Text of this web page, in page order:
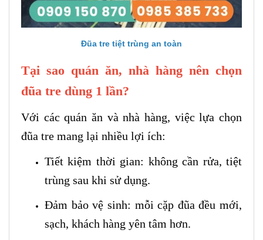
Đũa tre tiệt trùng an toàn
Tại sao quán ăn, nhà hàng nên chọn
đũa tre dùng 1 lần?
Với các quán ăn và nhà hàng, việc lựa chọn
đũa tre mang lại nhiều lợi ích:
Tiết kiệm thời gian: không cần rửa, tiệt
trùng sau khi sử dụng.
Đảm bảo vệ sinh: mỗi cặp đũa đều mới,
sạch, khách hàng yên tâm hơn.